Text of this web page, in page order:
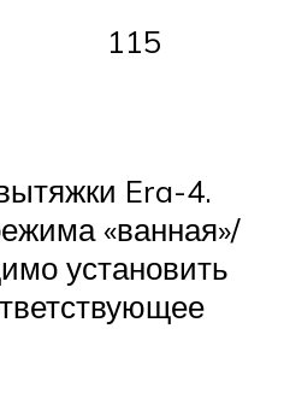
115
Era-4.
«ванная»/
установить